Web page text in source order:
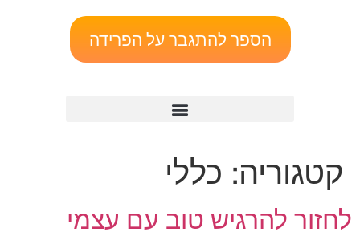
הספר להתגבר על הפרידה
קטגוריה: כללי
לחזור להרגיש טוב עם עצמי